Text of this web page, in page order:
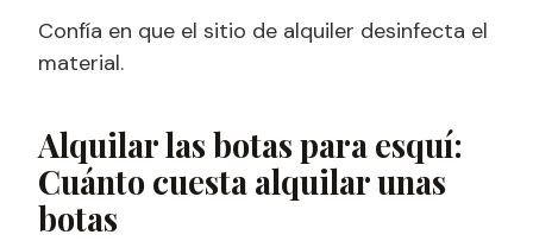
Confía en que el sitio de alquiler desinfecta el
material.
Alquilar las botas para esquí:
Cuánto cuesta alquilar unas
botas